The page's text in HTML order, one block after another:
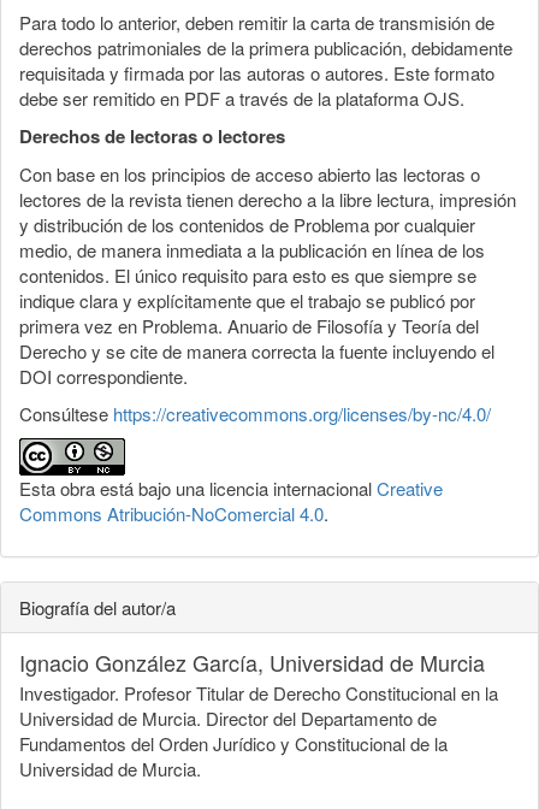
Para todo lo anterior, deben remitir la carta de transmisión de
derechos patrimoniales de la primera publicación, debidamente
requisitada y firmada por las autoras o autores. Este formato
debe ser remitido en PDF a través de la plataforma OJS.
Derechos de lectoras o lectores
Con base en los principios de acceso abierto las lectoras o
lectores de la revista tienen derecho a la libre lectura, impresión
y distribución de los contenidos de Problema por cualquier
medio, de manera inmediata a la publicación en línea de los
contenidos. El único requisito para esto es que siempre se
indique clara y explícitamente que el trabajo se publicó por
primera vez en Problema. Anuario de Filosofía y Teoría del
Derecho y se cite de manera correcta la fuente incluyendo el
DOI correspondiente.
Consúltese https://creativecommons.org/licenses/by-nc/4.0/
Esta obra está bajo una licencia internacionalCreative
Commons Atribución-NoComercial 4.0.
Biografía del autor/a
Ignacio González García, Universidad de Murcia
Investigador. Profesor Titular de Derecho Constitucional en la
Universidad de Murcia. Director del Departamento de
Fundamentos del Orden Jurídico y Constitucional de la
Universidad de Murcia.